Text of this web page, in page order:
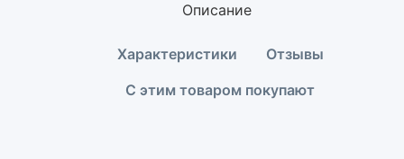
Описание
Характеристики
Отзывы
С этим товаром покупают